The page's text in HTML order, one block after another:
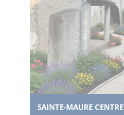
SAINTE-MAURE CENTRE